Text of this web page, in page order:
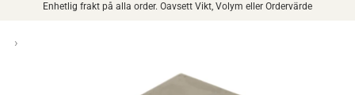
Enhetlig frakt på alla order. Oavsett Vikt, Volym eller Ordervärde
›